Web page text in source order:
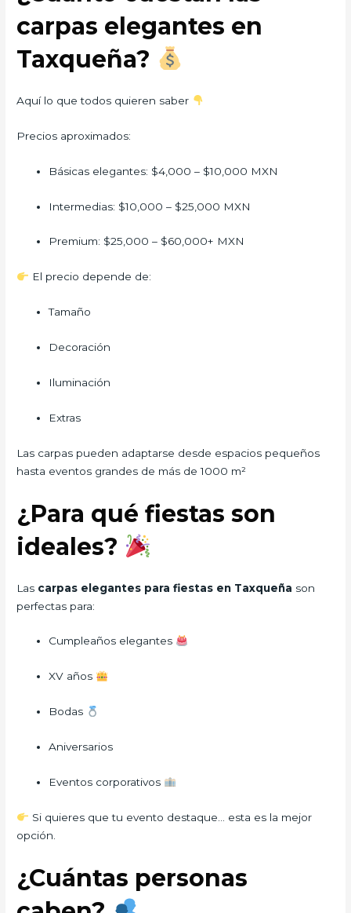
carpas elegantes en
Taxqueña?
Aquí lo que todos quieren saber
Precios aproximados:
Básicas elegantes: $4,000 – $10,000 MXN
Intermedias: $10,000 – $25,000 MXN
Premium: $25,000 – $60,000+ MXN
El precio depende de:
Tamaño
Decoración
Iluminación
Extras
Las carpas pueden adaptarse desde espacios pequeños
hasta eventos grandes de más de 1000 m²
¿Para qué fiestas son
ideales?
Las carpas elegantes para fiestas en Taxqueña son
perfectas para:
Cumpleaños elegantes
XV años
Bodas
Aniversarios
Eventos corporativos
Si quieres que tu evento destaque… esta es la mejor
opción.
¿Cuántas personas